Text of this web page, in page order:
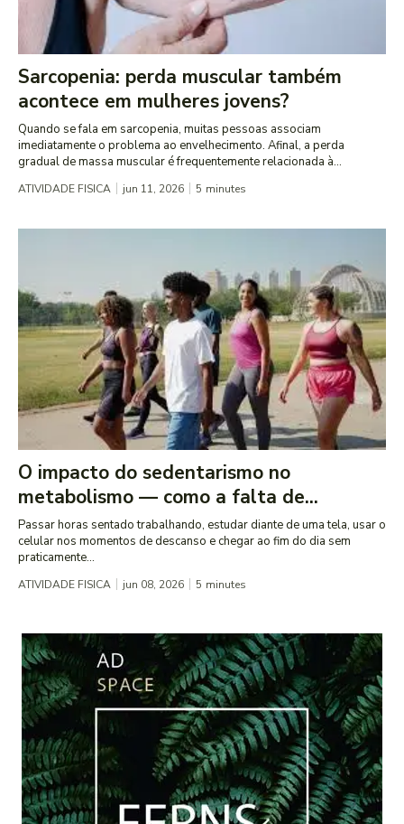
Sarcopenia: perda muscular também
acontece em mulheres jovens?
Quando se fala em sarcopenia, muitas pessoas associam
imediatamente o problema ao envelhecimento. Afinal, a perda
gradual de massa muscular é frequentemente relacionada à...
ATIVIDADE FISICA jun 11, 2026 5 minutes
O impacto do sedentarismo no
metabolismo — como a falta de...
Passar horas sentado trabalhando, estudar diante de uma tela, usar o
celular nos momentos de descanso e chegar ao fim do dia sem
praticamente...
ATIVIDADE FISICA jun 08, 2026 5 minutes